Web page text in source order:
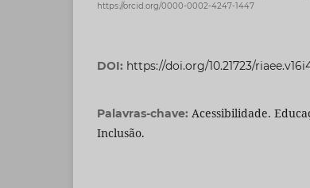
https://orcid.org/0000-0002-4247-1447
DOI: https://doi.org/10.21723/
Palavras-chave: Acessibilidade.
Inclusão.